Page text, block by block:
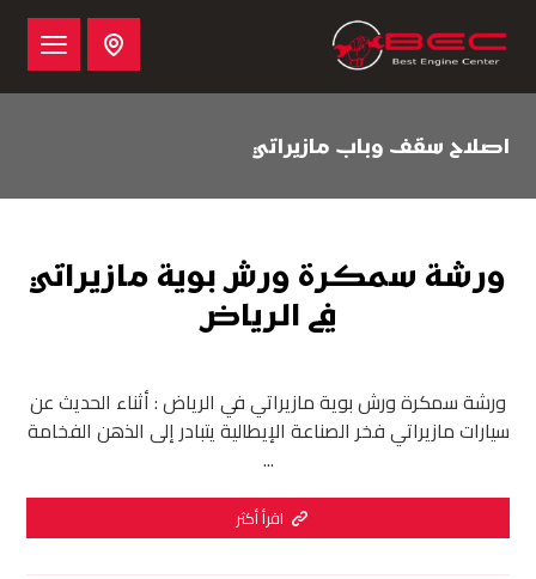
اصلاح سقف وباب مازيراتي
ورشة سمكرة ورش بوية مازيراتي
في الرياض
ورشة سمكرة ورش بوية مازيراتي في الرياض : أثناء الحديث عن
سيارات مازيراتي فخر الصناعة الإيطالية يتبادر إلى الذهن الفخامة
...
اقرأ أكثر